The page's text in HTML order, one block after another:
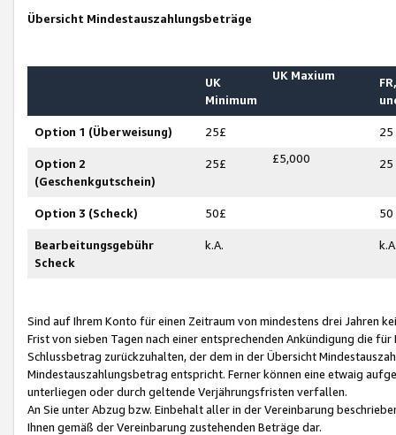
Übersicht Mindestauszahlungsbeträge
UK
Minimum
UK Maxium
Option 1 (Überweisung) 25£ 25
Option 2
(Geschenkgutschein)
25£ £5,000 25
Option 3 (Scheck) 50£ 50
Bearbeitungsgebühr
Scheck
k.A.
Sind auf Ihrem Konto für einen Zeitraum von mindestens drei Jahren
Frist von sieben Tagen nach einer entsprechenden Ankündigung die
Schlussbetrag zurückzuhalten, der dem in der Übersicht
Mindestauszahlungsbetrag entspricht. Ferner können eine etwaig
unterliegen oder durch geltende Verjährungsfristen verfallen.
An Sie unter Abzug bzw. Einbehalt aller in der Vereinbarung
Ihnen gemäß der Vereinbarung zustehenden Beträge dar.